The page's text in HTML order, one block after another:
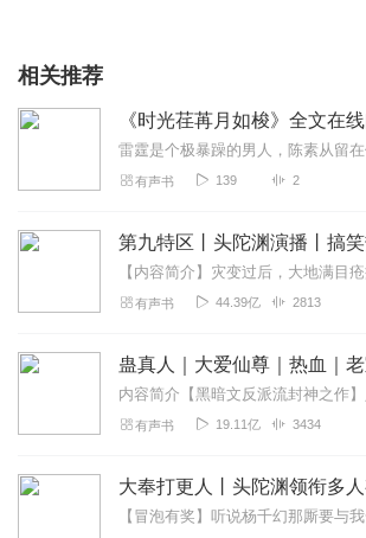
相关推荐
《时光荏苒月如梭》全文在
有声书 139 2
有声书 44.39亿 2813
有声书 19.11亿 3434